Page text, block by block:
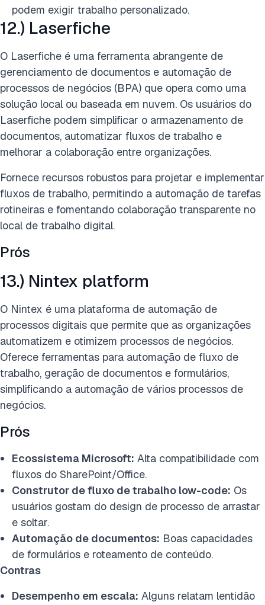
podem exigir trabalho personalizado.
12.) Laserfiche
O Laserfiche é uma ferramenta abrangente de
gerenciamento de documentos e automação de
processos de negócios (BPA) que opera como uma
solução local ou baseada em nuvem. Os usuários do
Laserfiche podem simplificar o armazenamento de
documentos, automatizar fluxos de trabalho e
melhorar a colaboração entre organizações.
Fornece recursos robustos para projetar e implementar
fluxos de trabalho, permitindo a automação de tarefas
rotineiras e fomentando colaboração transparente no
local de trabalho digital.
Prós
13.) Nintex platform
O Nintex é uma plataforma de automação de
processos digitais que permite que as organizações
automatizem e otimizem processos de negócios.
Oferece ferramentas para automação de fluxo de
trabalho, geração de documentos e formulários,
simplificando a automação de vários processos de
negócios.
Prós
Ecossistema Microsoft: Alta compatibilidade com
fluxos do SharePoint/Office.
Construtor de fluxo de trabalho low-code: Os
usuários gostam do design de processo de arrastar
e soltar.
Automação de documentos: Boas capacidades
de formulários e roteamento de conteúdo.
Contras
Desempenho em escala: Alguns relatam lentidão